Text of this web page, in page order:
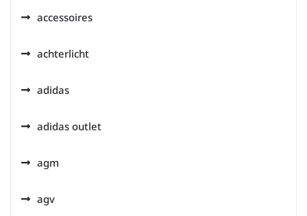
accessoires
achterlicht
adidas
adidas outlet
agm
agv